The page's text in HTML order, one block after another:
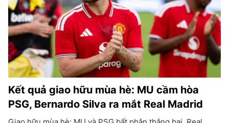
Kết quả giao hữu mùa hè: MU cầm hòa
PSG, Bernardo Silva ra mắt Real Madrid